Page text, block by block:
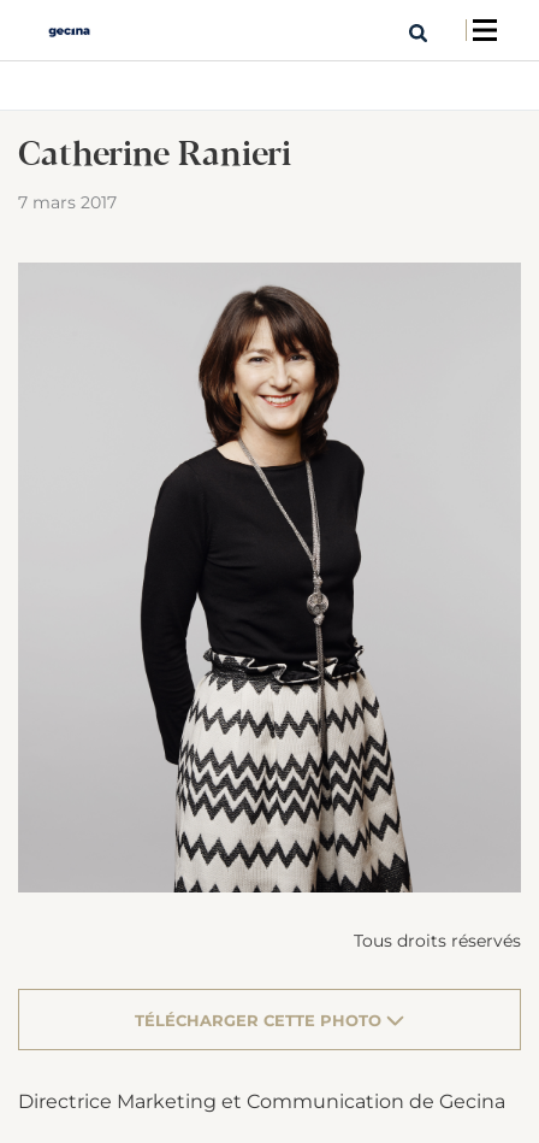
Catherine Ranieri
7 mars 2017
Tous droits réservés
TÉLÉCHARGER CETTE PHOTO
Directrice Marketing et Communication de Gecina